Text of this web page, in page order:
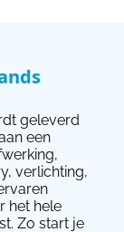
geleverd
een
verlichting,
het hele
Zo start je